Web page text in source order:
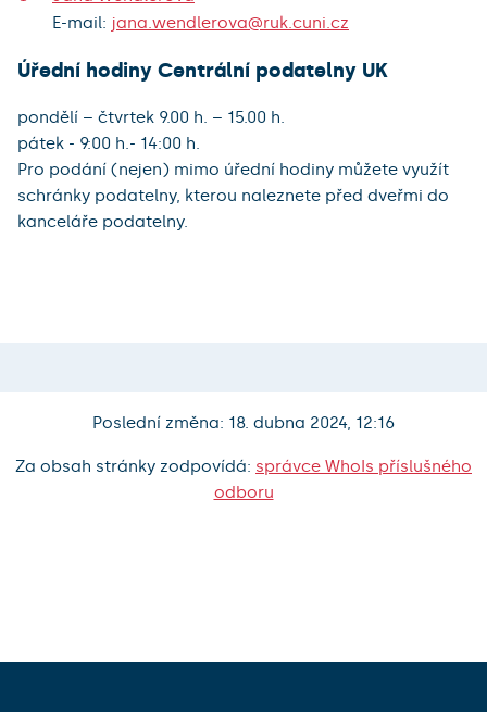
E-mail: jana.wendlerova@ruk.cuni.cz
Úřední hodiny Centrální podatelny UK
pondělí – čtvrtek 9.00 h. – 15.00 h.
pátek - 9:00 h.- 14:00 h.
Pro podání (nejen) mimo úřední hodiny můžete využít
schránky podatelny, kterou naleznete před dveřmi do
kanceláře podatelny.
Poslední změna: 18. dubna 2024, 12:16
Za obsah stránky zodpovídá: správce WhoIs příslušného
odboru